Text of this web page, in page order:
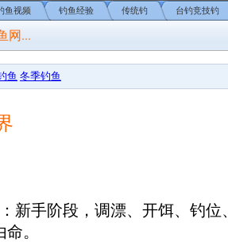
网...
鱼视频 钓鱼经验 传统钓 台钓竞技钓
鱼 冬季钓鱼
手阶段，调漂、开饵、钓位
。